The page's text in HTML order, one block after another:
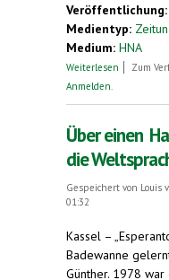
Veröffentlichung:
Medientyp:
Medium: HNA
Weiterlesen überZum
Anmelden
Über einen
die
Gespeichert von Louis
01:32
Kassel –
Badewanne
Günther. 1978